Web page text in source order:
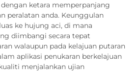
ketara memperpanjang
peralatan anda. Keunggulan
ke hujung aci, di mana
diimbangi secara tepat
walaupun pada kelajuan putaran
aplikasi penukaran berkelajuan
menjalankan ujian